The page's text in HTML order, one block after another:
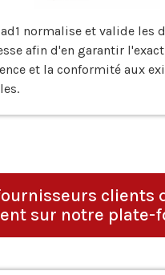
normalise et valide les
afin d'en garantir
et la conformité aux
clients
sur notre plate-